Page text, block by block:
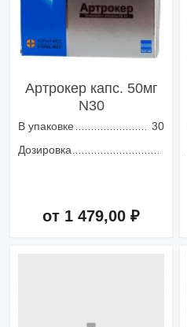
Артрокер капс. 50мг
N30
В упаковке
30
Дозировка
от 1 479,00 ₽